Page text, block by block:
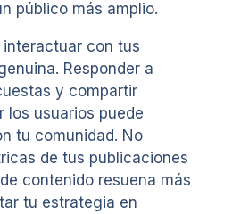
público más amplio.
con tus
Responder a
y compartir
los usuarios puede
tu comunidad. No
de tus publicaciones
contenido resuena más
tu estrategia en